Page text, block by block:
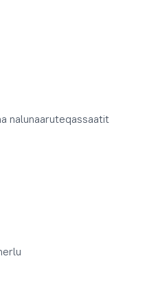
nalunaaruteqassaatit